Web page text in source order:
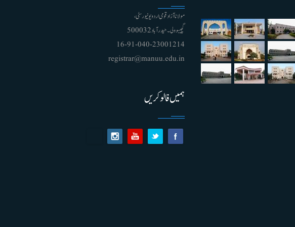
مولانا آزاد قومی اردو یونیورسٹی ،
گچیبوولی۔ حیدرآباد 500032
91-040-23001214 - 16
registrar@manuu.edu.in
ہمیں فالو کریں